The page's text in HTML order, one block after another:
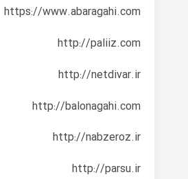
https://www.abaragahi.com
http://paliiz.com
http://netdivar.ir
http://balonagahi.com
http://nabzeroz.ir
http://parsu.ir